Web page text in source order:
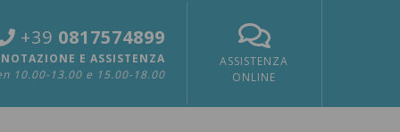
+39 0817574899
E ASSISTENZA
10.00-13.00 e 15.00-18.00
ASSISTENZA
ONLINE